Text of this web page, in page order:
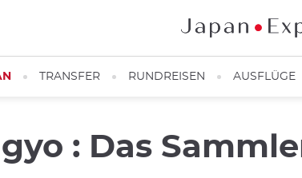
TRANSFER RUNDREISEN AUSFLÜGE
: Das